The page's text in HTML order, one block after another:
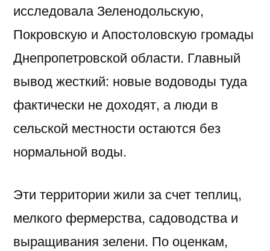
исследовала Зеленодольскую,
Покровскую и Апостоловскую громады
Днепропетровской области. Главный
вывод жесткий: новые водоводы туда
фактически не доходят, а люди в
сельской местности остаются без
нормальной воды.
Эти территории жили за счет теплиц,
мелкого фермерства, садоводства и
выращивания зелени. По оценкам,